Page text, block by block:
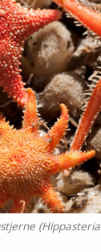
(Hippasteria